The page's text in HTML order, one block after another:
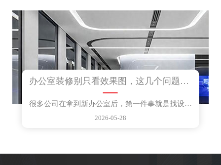
办公室装修别只看效果图，这几个问题想清楚再动工
很多公司在拿到新办公室后，第一件事就是找设计公司出...
2026-05-28